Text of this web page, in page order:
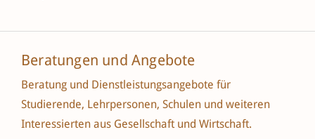
Beratungen und Angebote
Beratung und Dienstleistungsangebote für
Studierende, Lehrpersonen, Schulen und weiteren
Interessierten aus Gesellschaft und Wirtschaft.